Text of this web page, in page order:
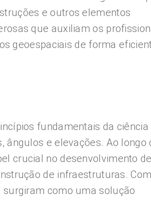
e outros elementos
que auxiliam os
geoespaciais de forma
fundamentais da ciência
ângulos e elevações. Ao longo
crucial no desenvolvimento
de infraestruturas.
como uma solução